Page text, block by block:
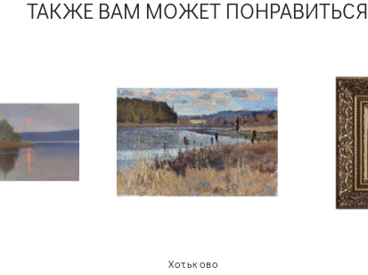
ТАКЖЕ ВАМ МОЖЕТ ПОНРАВИТЬСЯ
Хотьково